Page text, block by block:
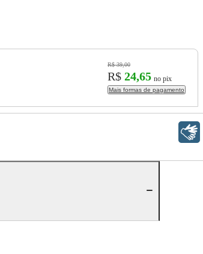
R$ 39,00
R$ 24,65 no pix
Mais formas de pagamento